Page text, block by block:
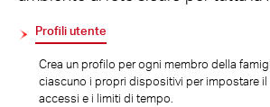
Profili utente
Crea un profilo per ogni membro della
ciascuno i propri dispositivi per impostare
accessi e i limiti di tempo.